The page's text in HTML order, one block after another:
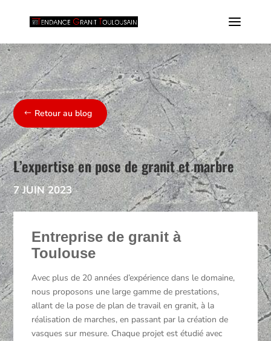
Retour au blog
L’expertise en pose de granit et marbre
7 JUIN 2023
Entreprise de granit à
Toulouse
Avec plus de 20 années d’expérience dans le domaine,
nous proposons une large gamme de prestations,
allant de la pose de plan de travail en granit, à la
réalisation de marches, en passant par la création de
vasques sur mesure. Chaque projet est étudié avec